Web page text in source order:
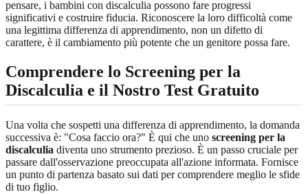
pensare, i bambini con discalculia possono fare progressi
significativi e costruire fiducia. Riconoscere la loro difficoltà come
una legittima differenza di apprendimento, non un difetto di
carattere, è il cambiamento più potente che un genitore possa fare.
Comprendere lo Screening per la
Discalculia e il Nostro Test Gratuito
Una volta che sospetti una differenza di apprendimento, la domanda
successiva è: "Cosa faccio ora?" È qui che uno screening per la
discalculia diventa uno strumento prezioso. È un passo cruciale per
passare dall'osservazione preoccupata all'azione informata. Fornisce
un punto di partenza basato sui dati per comprendere meglio le sfide
di tuo figlio.